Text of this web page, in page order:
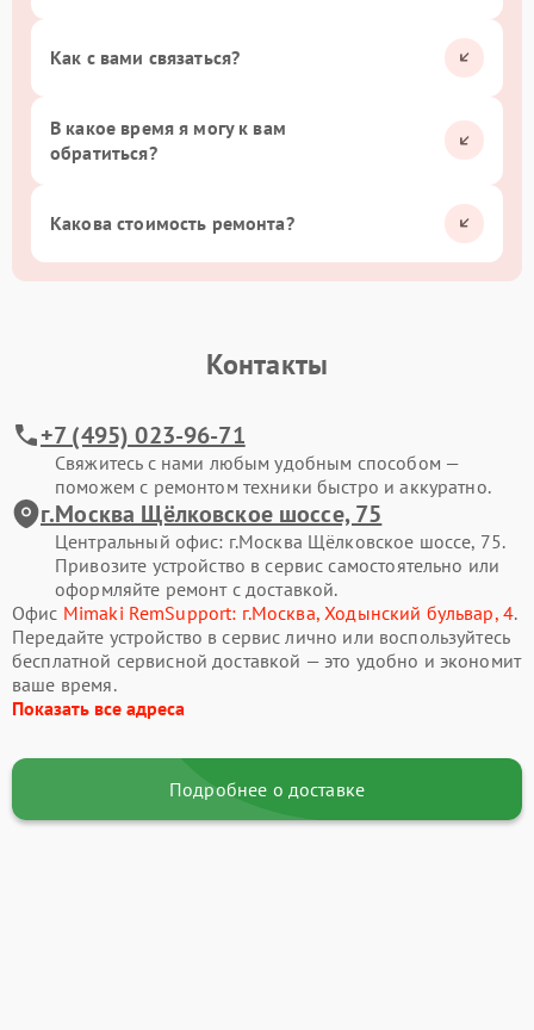
Как с вами связаться?
В какое время я могу к вам
обратиться?
Какова стоимость ремонта?
Контакты
+7 (495) 023-96-71
Свяжитесь с нами любым удобным способом —
поможем с ремонтом техники быстро и аккуратно.
г.Москва Щёлковское шоссе, 75
Центральный офис: г.Москва Щёлковское шоссе, 75.
Привозите устройство в сервис самостоятельно или
оформляйте ремонт с доставкой.
Офис Mimaki RemSupport: г.Москва, Ходынский бульвар, 4.
Передайте устройство в сервис лично или воспользуйтесь
бесплатной сервисной доставкой — это удобно и экономит
ваше время.
Показать все адреса
Подробнее о доставке